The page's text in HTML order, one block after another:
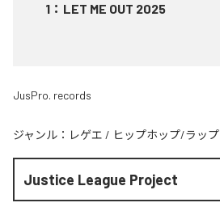
1 ： LET ME OUT 2025
JusPro. records
ジャンル： レゲエ / ヒップホップ/ラップ
Justice League Project